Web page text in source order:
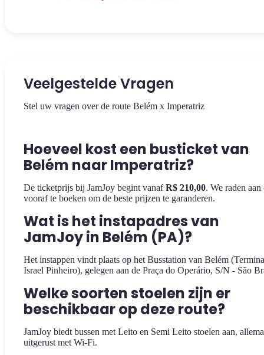
Veelgestelde Vragen
Stel uw vragen over de route Belém x Imperatriz
Hoeveel kost een busticket van
Belém naar Imperatriz?
De ticketprijs bij JamJoy begint vanafR$ 210,00. We raden aan
vooraf te boeken om de beste prijzen te garanderen.
Wat is het instapadres van
JamJoy in Belém (PA)?
Het instappen vindt plaats op het Busstation van Belém
Israel Pinheiro), gelegen aan de Praça do Operário, S/N - São
Welke soorten stoelen zijn er
beschikbaar op deze route?
JamJoy biedt bussen met Leito en Semi Leito stoelen aan,
uitgerust met Wi-Fi.